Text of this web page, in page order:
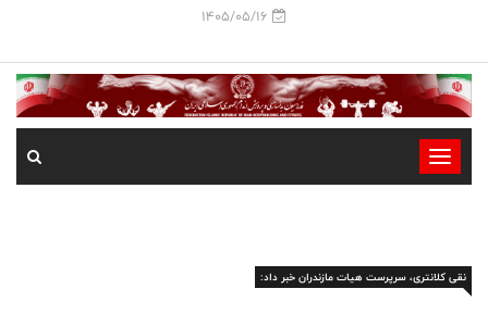
1405/05/16
-
-
-
نقی کلانتری، سرپرست هیات مازندران خبر داد: